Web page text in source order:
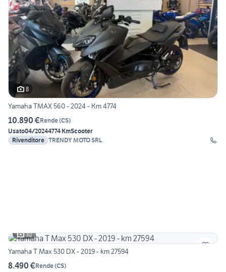
8
Yamaha TMAX 560 - 2024 - Km 4774
10.890 €Rende(CS)
Usato04/20244774 KmScooter
Rivenditore TRENDY MOTO SRL
10
Yamaha T Max 530 DX - 2019 - km 27594
8.490 €Rende(CS)